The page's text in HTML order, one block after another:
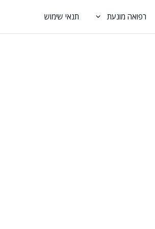
רפואה מונעת תנאי שימוש